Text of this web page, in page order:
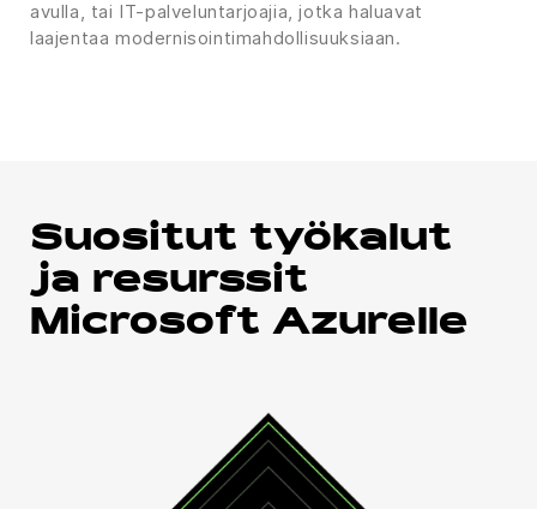
avulla, tai IT-palveluntarjoajia, jotka haluavat
laajentaa modernisointimahdollisuuksiaan.
Suositut työkalut
ja resurssit
Microsoft Azurelle